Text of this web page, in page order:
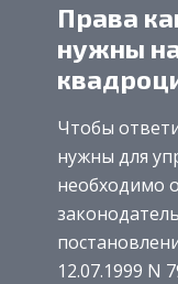
Права
нужны
Чтобы
нужны для
необходимо
12.07.1999 N